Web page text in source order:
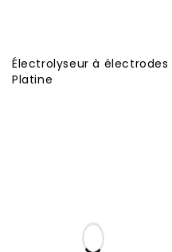
Électrolyseur à électrodes
Platine